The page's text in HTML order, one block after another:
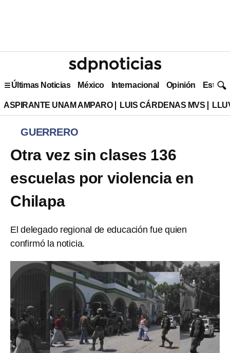
Últimas Noticias México Internacional Opinión Estilo
ASPIRANTE UNAM AMPARO LUIS CÁRDENAS MVS
GUERRERO
Otra vez sin clases 136
escuelas por violencia en
Chilapa
El delegado regional de educación fue quien
confirmó la noticia.